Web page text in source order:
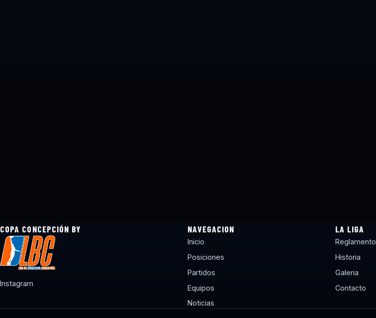
COPA CONCEPCIÓN BY
Instagram
NAVEGACION
Inicio
Posiciones
Partidos
Equipos
Noticias
LA LIGA
Reglamento
Historia
Galeria
Contacto